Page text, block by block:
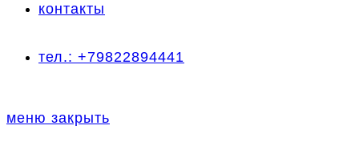
контакты
тел.: +79822894441
меню закрыть